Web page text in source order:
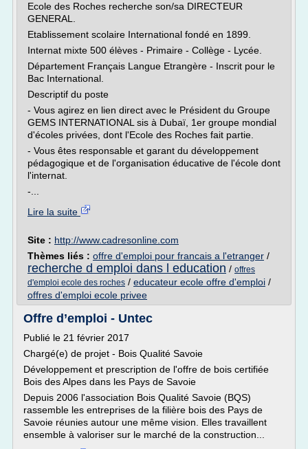
Ecole des Roches recherche son/sa DIRECTEUR
GENERAL.
Etablissement scolaire International fondé en 1899.
Internat mixte 500 élèves - Primaire - Collège - Lycée.
Département Français Langue Etrangère - Inscrit pour le
Bac International.
Descriptif du poste
- Vous agirez en lien direct avec le Président du Groupe
GEMS INTERNATIONAL sis à Dubaï, 1er groupe mondial
d'écoles privées, dont l'Ecole des Roches fait partie.
- Vous êtes responsable et garant du développement
pédagogique et de l'organisation éducative de l'école dont
l'internat.
-...
Lire la suite
Site : http://www.cadresonline.com
Thèmes liés : offre d'emploi pour francais a l'etranger /
recherche d emploi dans l education / offres
d'emploi ecole des roches / educateur ecole offre d'emploi /
offres d'emploi ecole privee
Offre d’emploi - Untec
Publié le 21 février 2017
Chargé(e) de projet - Bois Qualité Savoie
Développement et prescription de l'offre de bois certifiée
Bois des Alpes dans les Pays de Savoie
Depuis 2006 l'association Bois Qualité Savoie (BQS)
rassemble les entreprises de la filière bois des Pays de
Savoie réunies autour une même vision. Elles travaillent
ensemble à valoriser sur le marché de la construction...